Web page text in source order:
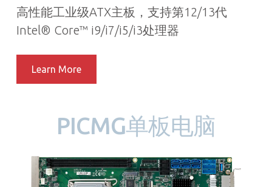
高性能工业级ATX主板，支持第12/13代
Intel® Core™ i9/i7/i5/i3处理器
Learn More
PICMG单板电脑